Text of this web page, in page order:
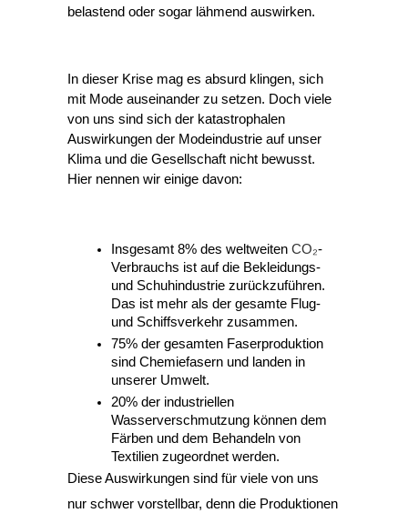
belastend oder sogar lähmend auswirken.
In dieser Krise mag es absurd klingen, sich
mit Mode auseinander zu setzen. Doch viele
von uns sind sich der katastrophalen
Auswirkungen der Modeindustrie auf unser
Klima und die Gesellschaft nicht bewusst.
Hier nennen wir einige davon:
Insgesamt 8% des weltweiten CO₂-
Verbrauchs ist auf die Bekleidungs-
und Schuhindustrie zurückzuführen.
Das ist mehr als der gesamte Flug-
und Schiffsverkehr zusammen.
75% der gesamten Faserproduktion
sind Chemiefasern und landen in
unserer Umwelt.
20% der industriellen
Wasserverschmutzung können dem
Färben und dem Behandeln von
Textilien zugeordnet werden.
Diese Auswirkungen sind für viele von uns
nur schwer vorstellbar, denn die Produktionen